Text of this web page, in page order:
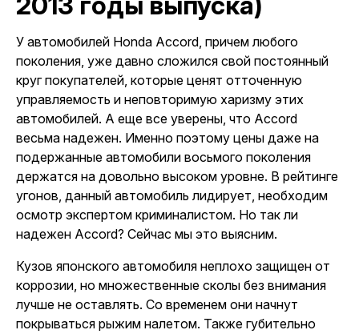
У автомобилей Honda Accord, причем любого
поколения, уже давно сложился свой постоянный
круг покупателей, которые ценят отточенную
управляемость и неповторимую харизму этих
автомобилей. А еще все уверены, что Accord
весьма надежен. Именно поэтому цены даже на
подержанные автомобили восьмого поколения
держатся на довольно высоком уровне. В рейтинге
угонов, данный автомобиль лидирует, необходим
осмотр экспертом криминалистом. Но так ли
надежен Accord? Сейчас мы это выясним.
Кузов японского автомобиля неплохо защищен от
коррозии, но множественные сколы без внимания
лучше не оставлять. Со временем они начнут
покрываться рыжим налетом. Также губительно